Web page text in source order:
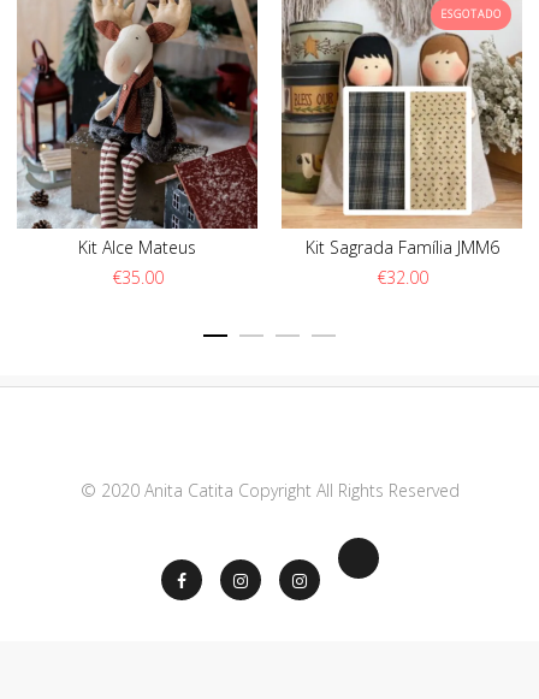
Kit Alce Mateus
€35.00
ESGOTADO
Kit Sagrada Família JMM6
€32.00
© 2020 Anita Catita Copyright All Rights Reserved